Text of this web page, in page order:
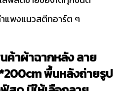
แพงแนวสตีทอาร์ต ๆ
ค้าผ้าฉากหลัง ลาย
พื้นหลังถ่ายรูป